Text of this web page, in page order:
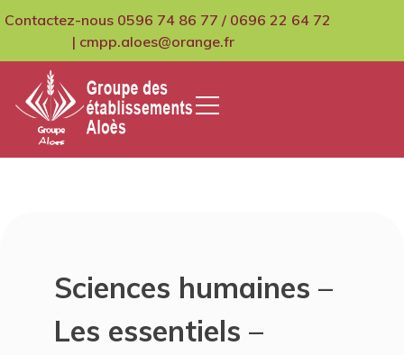
Contactez-nous 0596 74 86 77 / 0696 22 64 72
| cmpp.aloes@orange.fr
GCMPIH Aloes
Sciences humaines –
Les essentiels –